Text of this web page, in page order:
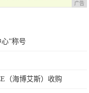
广告
”称号
（海博艾斯）收购